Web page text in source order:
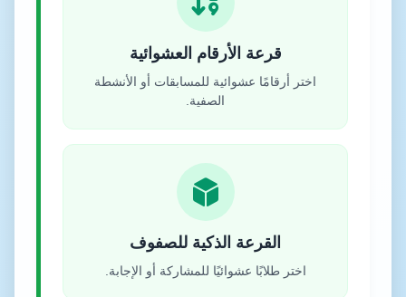
قرعة الأرقام العشوائية
اختر أرقامًا عشوائية للمسابقات أو الأنشطة
الصفية.
القرعة الذكية للصفوف
اختر طلابًا عشوائيًا للمشاركة أو الإجابة.